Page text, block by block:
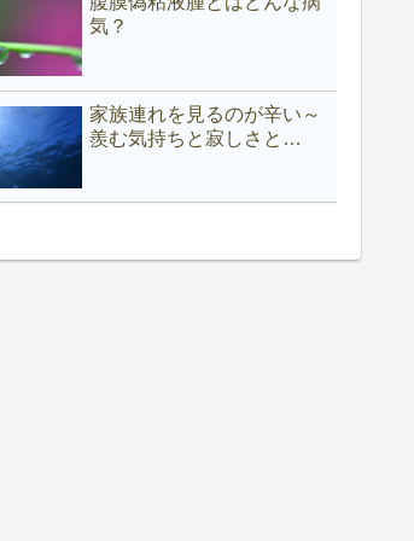
気？
家族連れを見るのが辛い～
羨む気持ちと寂しさと…